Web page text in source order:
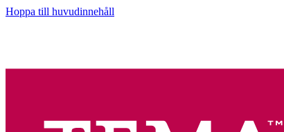
Hoppa till huvudinnehåll